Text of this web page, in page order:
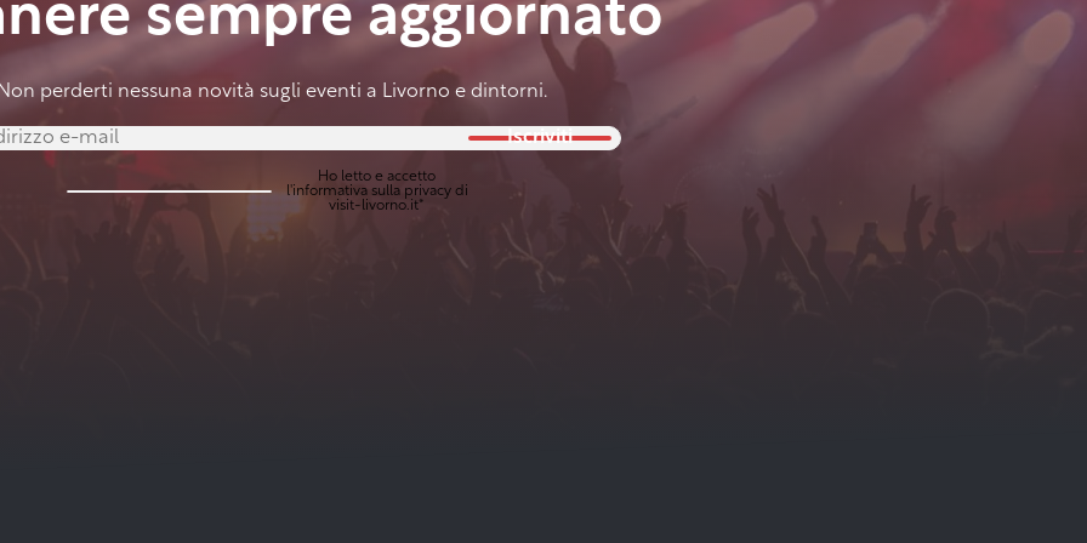
sempre aggiornato
perderti nessuna novità sugli eventi a Livorno e dintorni.
Iscriviti
Ho letto e accetto
l'informativa sulla privacydi
visit-livorno.it*